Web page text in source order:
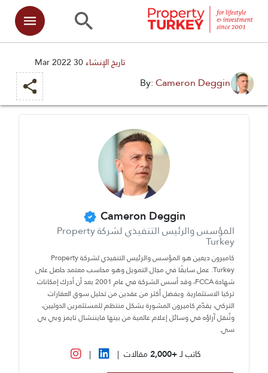
By:
Cameron Deggin
تاريخ الإنشاء30 Mar 2022
Cameron Deggin
المؤسس والرئيس التنفيذي لشركة Property
Turkey
كاميرون ديغين هو المؤسس والرئيس التنفيذي لشركة Property
Turkey. عمل سابقًا في مجال التمويل وهو محاسب معتمد حاصل على
شهادة FCCA، وقد أسس الشركة في عام 2001 بعد أن أدرك إمكانات
تركيا الاستثمارية. وبفضل أكثر من عقدين من تحليل سوق العقارات
التركي، يقدّم كاميرون المشورة بشكل منتظم للمستثمرين الدوليين،
وتُنقل آراؤه في وسائل إعلام عالمية من بينها فايننشال تايمز وبي بي
سي.
كاتب لـ+2,000 مقالات |
|